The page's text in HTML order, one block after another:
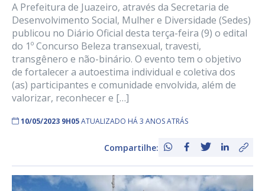
A Prefeitura de Juazeiro, através da Secretaria de
Desenvolvimento Social, Mulher e Diversidade (Sedes)
publicou no Diário Oficial desta terça-feira (9) o edital
do 1º Concurso Beleza transexual, travesti,
transgênero e não-binário. O evento tem o objetivo
de fortalecer a autoestima individual e coletiva dos
(as) participantes e comunidade envolvida, além de
valorizar, reconhecer e […]
10/05/2023 9H05ATUALIZADO HÁ 3 ANOS ATRÁS
Compartilhe: